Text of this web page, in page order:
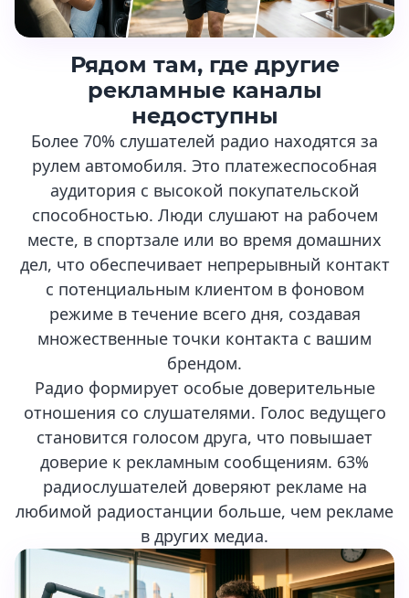
Рядом там, где другие
рекламные каналы
недоступны
Более 70% слушателей радио находятся за
рулем автомобиля. Это платежеспособная
аудитория с высокой покупательской
способностью. Люди слушают на рабочем
месте, в спортзале или во время домашних
дел, что обеспечивает непрерывный контакт
с потенциальным клиентом в фоновом
режиме в течение всего дня, создавая
множественные точки контакта с вашим
брендом.
Радио формирует особые доверительные
отношения со слушателями. Голос ведущего
становится голосом друга, что повышает
доверие к рекламным сообщениям. 63%
радиослушателей доверяют рекламе на
любимой радиостанции больше, чем рекламе
в других медиа.